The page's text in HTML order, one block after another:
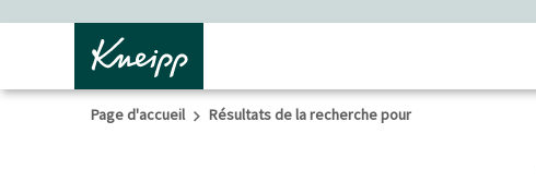
Page d'accueil Résultats de la recherche pour